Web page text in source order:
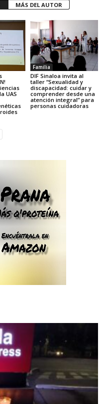
MÁS DEL AUTOR
UAS
Familia
DIF Sinaloa invita al
taller “Sexualidad y
discapacidad: cuidar y
comprender desde una
atención integral” para
personas cuidadoras